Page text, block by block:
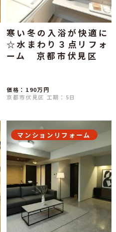
寒い冬の入浴が快適に
☆水まわり３点リフォ
ーム 京都市伏見区
価格：190万円
京都市伏見区 工期：5日
マンションリフォーム